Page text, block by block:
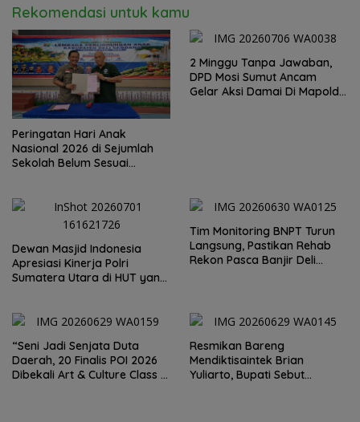
Rekomendasi untuk kamu
Peringatan Hari Anak
Nasional 2026 di Sejumlah
Sekolah Belum Sesuai
2 Minggu Tanpa Jawaban,
DPD Mosi Sumut Ancam
Gelar Aksi Damai Di Mapolda
Dewan Masjid Indonesia
Apresiasi Kinerja Polri
Sumatera Utara di HUT yang
Tim Monitoring BNPT Turun
Langsung, Pastikan Rehab
Rekon Pasca Banjir Deli
“Seni Jadi Senjata Duta
Daerah, 20 Finalis POI 2026
Dibekali Art & Culture Class di
Resmikan Bareng
Mendiktisaintek Brian
Yuliarto, Bupati Sebut